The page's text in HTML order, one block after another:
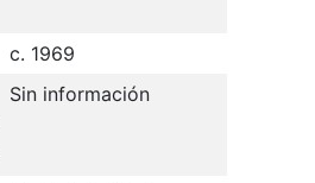
c. 1969
Sin información